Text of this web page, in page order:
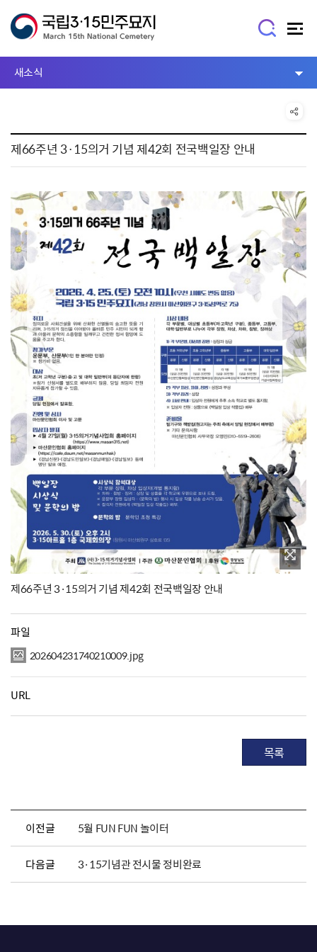
새소식
제66주년 3·15의거 기념 제42회 전국백일장 안내
제66주년 3·15의거 기념 제42회 전국백일장 안내
파일
202604231740210009.jpg
URL
목록
이전글 5월 FUN FUN 놀이터
다음글 3·15기념관 전시물 정비완료